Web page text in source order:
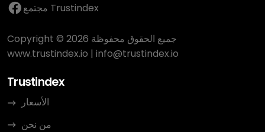
مجتمع Trustindex
Copyright © 2026 جميع الحقوق محفوظة
www.trustindex.io | info@trustindex.io
Trustindex
الأسعار
من نحن